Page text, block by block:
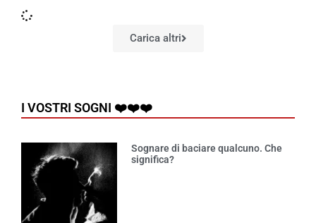
Carica altri
I VOSTRI SOGNI ❤️❤️❤️
Sognare di baciare qualcuno. Che
significa?